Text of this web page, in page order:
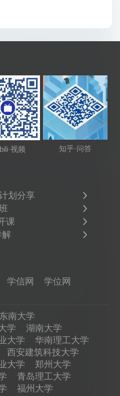
视频 知乎·问答
划分享
课
解
学信网
学位网
东南大学
学
湖南大学
大学
华南理工大学
西安建筑科技大学
大学
郑州大学
青岛理工大学
福州大学